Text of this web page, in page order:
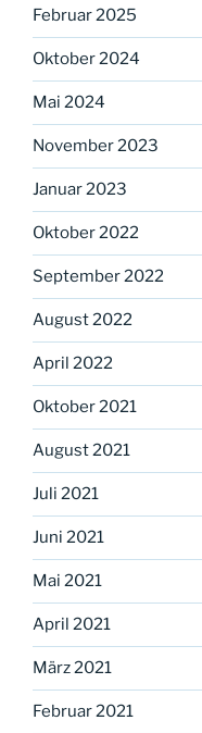
Februar 2025
Oktober 2024
Mai 2024
November 2023
Januar 2023
Oktober 2022
September 2022
August 2022
April 2022
Oktober 2021
August 2021
Juli 2021
Juni 2021
Mai 2021
April 2021
März 2021
Februar 2021